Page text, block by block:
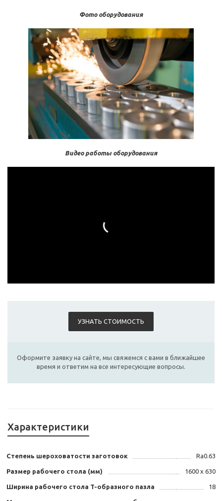
Фото оборудования
Видео работы оборудования
УЗНАТЬ СТОИМОСТЬ
Оформите заявку на сайте, мы свяжемся с вами в ближайшее
время и ответим на все интересующие вопросы.
Характеристики
Степень шероховатости заготовок Ra0.63
Размер рабочего стола (мм) 1600 x 630
Ширина рабочего стола T-образного пазла 18